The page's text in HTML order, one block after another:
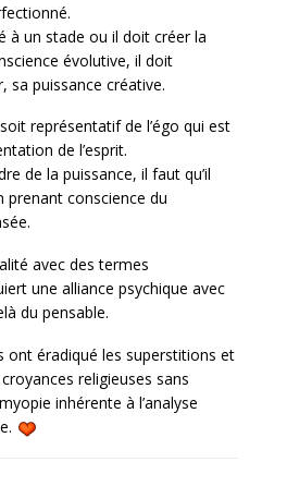
à un stade ou il doit créer la
évolutive, il doit
sa puissance créative.
représentatif de l’égo qui est
de l’esprit.
de la puissance, il faut qu’il
prenant conscience du
avec des termes
une alliance psychique avec
du pensable.
ont éradiqué les superstitions et
religieuses sans
inhérente à l’analyse